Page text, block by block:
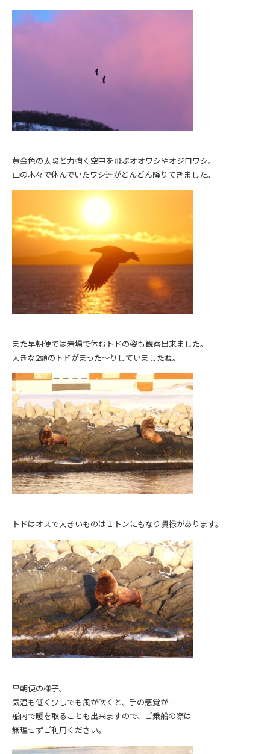
黄金色の太陽と力強く空中を飛ぶオオワシやオジロワシ。
山の木々で休んでいたワシ達がどんどん降りてきました。
また早朝便では岩場で休むトドの姿も観察出来ました。
大きな2頭のトドがまった～りしていましたね。
トドはオスで大きいものは１トンにもなり貫禄があります。
早朝便の様子。
気温も低く少しでも風が吹くと、手の感覚が…
船内で暖を取ることも出来ますので、ご乗船の際は
無理せずご利用ください。